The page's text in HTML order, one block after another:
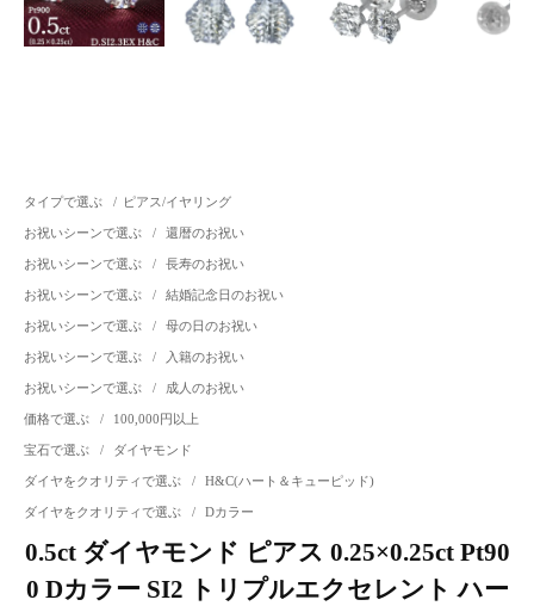
タイプで選ぶ / ピアス/イヤリング
お祝いシーンで選ぶ / 還暦のお祝い
お祝いシーンで選ぶ / 長寿のお祝い
お祝いシーンで選ぶ / 結婚記念日のお祝い
お祝いシーンで選ぶ / 母の日のお祝い
お祝いシーンで選ぶ / 入籍のお祝い
お祝いシーンで選ぶ / 成人のお祝い
価格で選ぶ / 100,000円以上
宝石で選ぶ / ダイヤモンド
ダイヤをクオリティで選ぶ / H&C(ハート＆キューピッド)
ダイヤをクオリティで選ぶ / Dカラー
0.5ct ダイヤモンド ピアス 0.25×0.25ct Pt90
0 Dカラー SI2 トリプルエクセレント ハー